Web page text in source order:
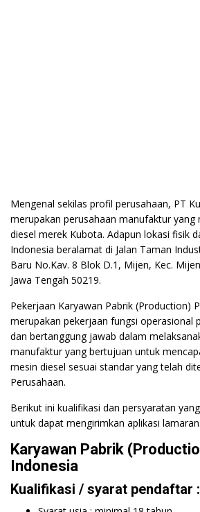
Mengenal sekilas profil perusahaan, PT
merupakan perusahaan manufaktur yang
diesel merek Kubota. Adapun lokasi fisik
Indonesia beralamat di Jalan Taman
Baru No.Kav. 8 Blok D.1, Mijen, Kec.
Jawa Tengah 50219.
Pekerjaan Karyawan Pabrik (Production)
merupakan pekerjaan fungsi operasional
dan bertanggung jawab dalam
manufaktur yang bertujuan untuk
mesin diesel sesuai standar yang telah
Perusahaan.
Berikut ini kualifikasi dan persyaratan
untuk dapat mengirimkan aplikasi lamaran.
Karyawan Pabrik
Indonesia
Kualifikasi / syarat pendaftar :